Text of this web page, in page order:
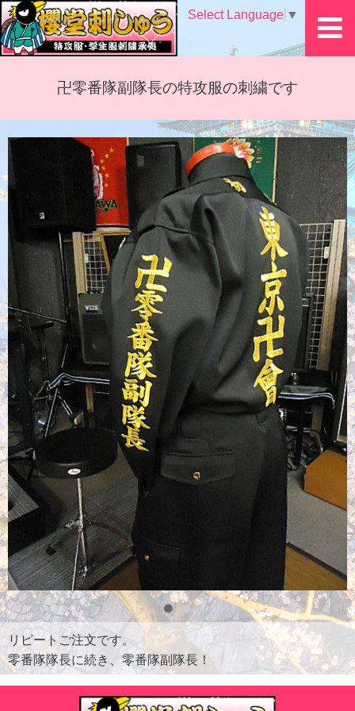
Select Language ▼
卍零番隊副隊長の特攻服の刺繍です
リピートご注文です。
零番隊隊長に続き、零番隊副隊長！